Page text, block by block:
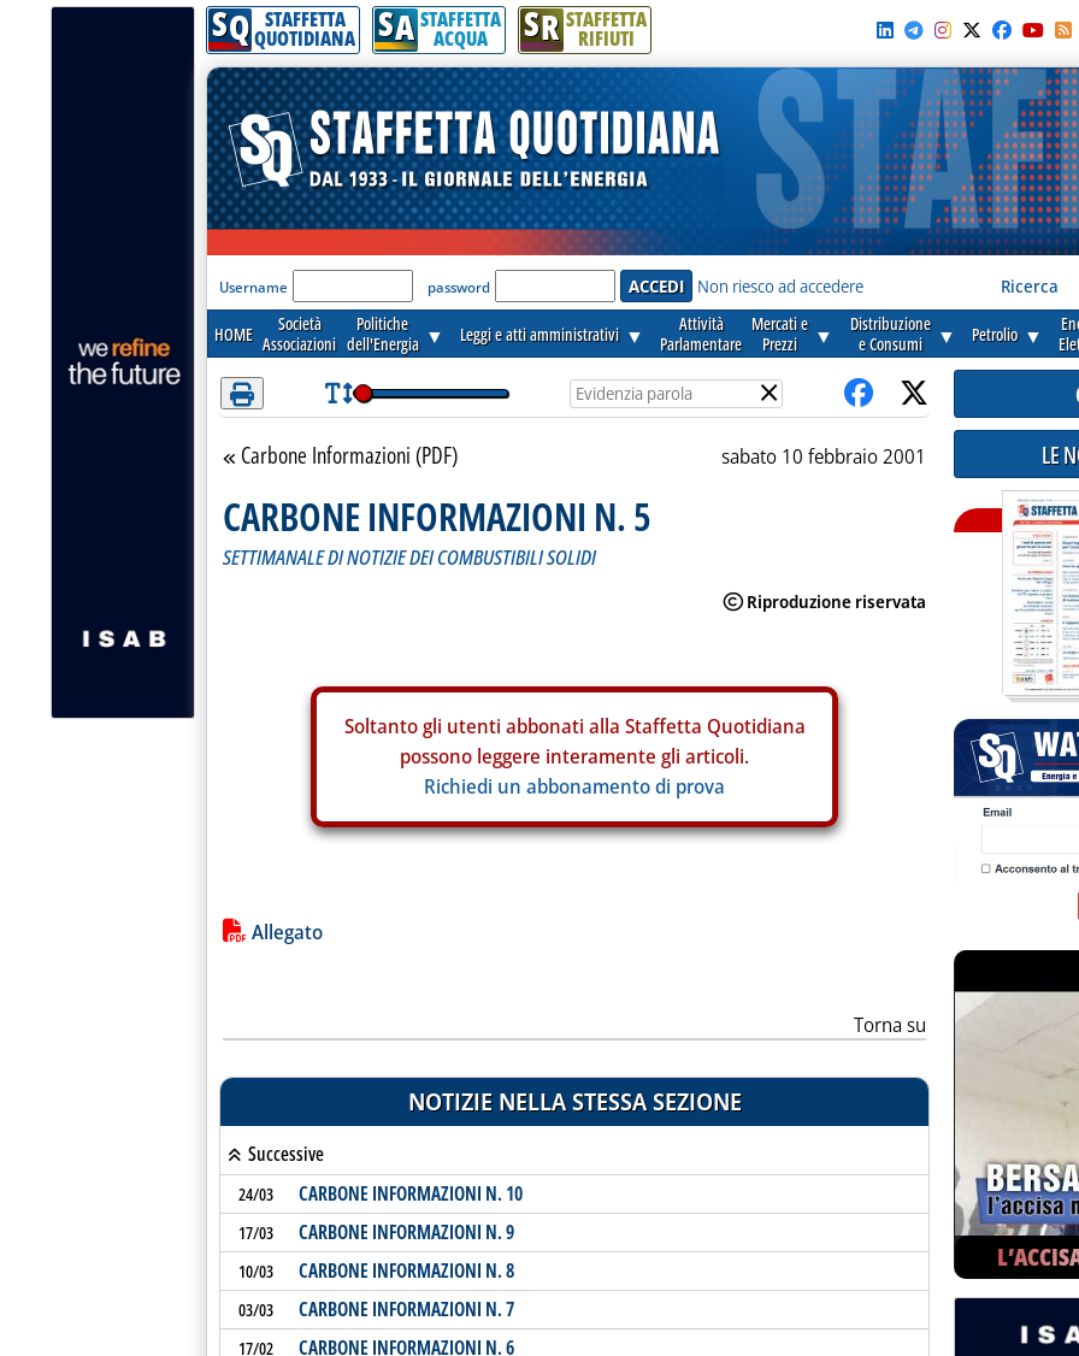
Attenzione! Esegui l'accesso per lèggere interamente la notizia.
SQ STAFFETTA
QUOTIDIANA SA STAFFETTA
ACQUA SR STAFFETTA
RIFIUTI
'Modulo Login per accedere'
Username password Non riesco ad accedere Ricerca
HOME
Società
Associazioni
Politiche
dell'Energia ▼ Leggi e atti amministrativi ▼
Attività
Parlamentare
Mercati e
Prezzi
▼
Distribuzione
e Consumi
▼ Petrolio ▼
×
Torna alla sezione
Carbone Informazioni (PDF) sabato 10 febbraio 2001
CARBONE INFORMAZIONI N. 5
SETTIMANALE DI NOTIZIE DEI COMBUSTIBILI SOLIDI
Soltanto gli utenti abbonati alla Staffetta Quotidiana
possono leggere interamente gli articoli.
Richiedi un abbonamento di prova
Lista allegati PDF alla notizia
Allegato
Torna su
NOTIZIE NELLA STESSA SEZIONE
Successive
24/03 CARBONE INFORMAZIONI N. 10
17/03 CARBONE INFORMAZIONI N. 9
10/03 CARBONE INFORMAZIONI N. 8
03/03 CARBONE INFORMAZIONI N. 7
17/02 CARBONE INFORMAZIONI N. 6
LE